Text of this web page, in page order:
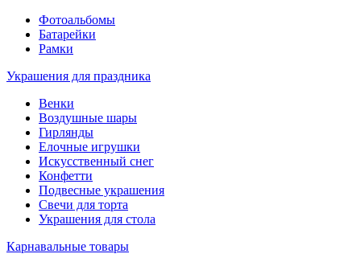
Фотоальбомы
Батарейки
Рамки
Украшения для праздника
Венки
Воздушные шары
Гирлянды
Елочные игрушки
Искусственный снег
Конфетти
Подвесные украшения
Свечи для торта
Украшения для стола
Карнавальные товары